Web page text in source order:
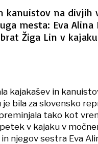
kanuistov na divjih
mesta: Eva Alina
Žiga Lin v
kajakašev in
je bila za slovensko
tako kot
v kajaku v
njegov sestra Eva